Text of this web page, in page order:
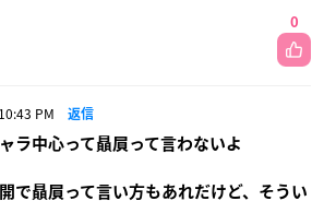
0
PM 返信
ラ中心って贔屓って言わないよ
で贔屓って言い方もあれだけど、そうい